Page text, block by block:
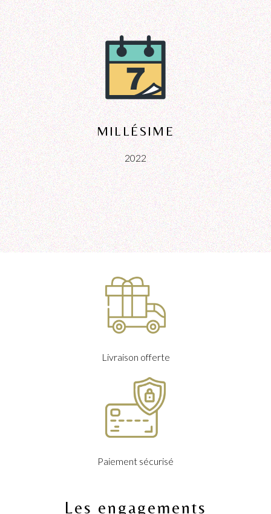
MILLÉSIME
2022
Livraison offerte
Paiement sécurisé
Les engagements